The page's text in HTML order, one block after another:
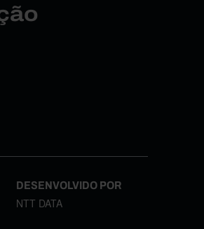
DESENVOLVIDO POR
NTT DATA